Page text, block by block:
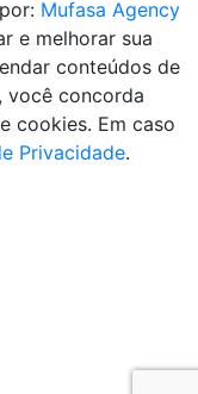
Mufasa Agency
e melhorar sua
conteúdos de
você concorda
cookies. Em caso
Privacidade.